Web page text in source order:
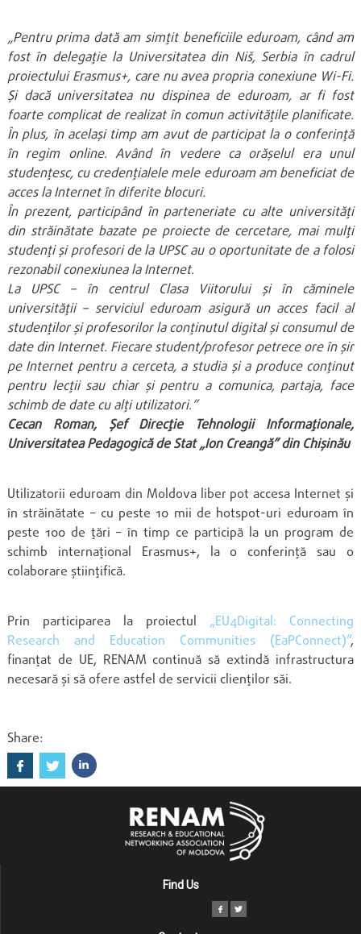
„Pentru prima dată am simțit beneficiile eduroam, când am
fost în delegație la Universitatea din Niš, Serbia în cadrul
proiectului Erasmus+, care nu avea propria conexiune Wi-Fi.
Și dacă universitatea nu dispinea de eduroam, ar fi fost
foarte complicat de realizat în comun activitățile planificate.
În plus, în același timp am avut de participat la o conferință
în regim online. Având în vedere ca orășelul era unul
studențesc, cu credențialele mele eduroam am beneficiat de
acces la Internet în diferite blocuri.
În prezent, participând în parteneriate cu alte universități
din străinătate bazate pe proiecte de cercetare, mai mulți
studenți și profesori de la UPSC au o oportunitate de a folosi
rezonabil conexiunea la Internet.
La UPSC – în centrul Clasa Viitorului și în căminele
universității – serviciul eduroam asigură un acces facil al
studenților și profesorilor la conținutul digital și consumul de
date din Internet. Fiecare student/profesor petrece ore în șir
pe Internet pentru a cerceta, a studia și a produce conținut
pentru lecții sau chiar și pentru a comunica, partaja, face
schimb de date cu alți utilizatori.”
Cecan Roman, Șef Direcție Tehnologii Informaționale,
Universitatea Pedagogică de Stat „Ion Creangă” din Chișinău
Utilizatorii eduroam din Moldova liber pot accesa Internet și
în străinătate – cu peste 10 mii de hotspot-uri eduroam în
peste 100 de țări – în timp ce participă la un program de
schimb internațional Erasmus+, la o conferință sau o
colaborare științifică.
Prin participarea la proiectul „EU4Digital: Connecting
Research and Education Communities (EaPConnect)”,
finanțat de UE, RENAM continuă să extindă infrastructura
necesară și să ofere astfel de servicii clienților săi.
Share:
Find Us